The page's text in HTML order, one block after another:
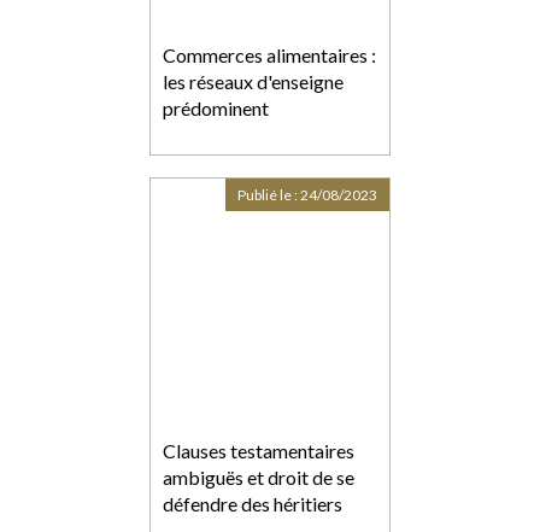
Commerces alimentaires :
les réseaux d'enseigne
prédominent
Clauses testamentaires
ambiguës et droit de se
défendre des héritiers
Publié le :24/08/2023